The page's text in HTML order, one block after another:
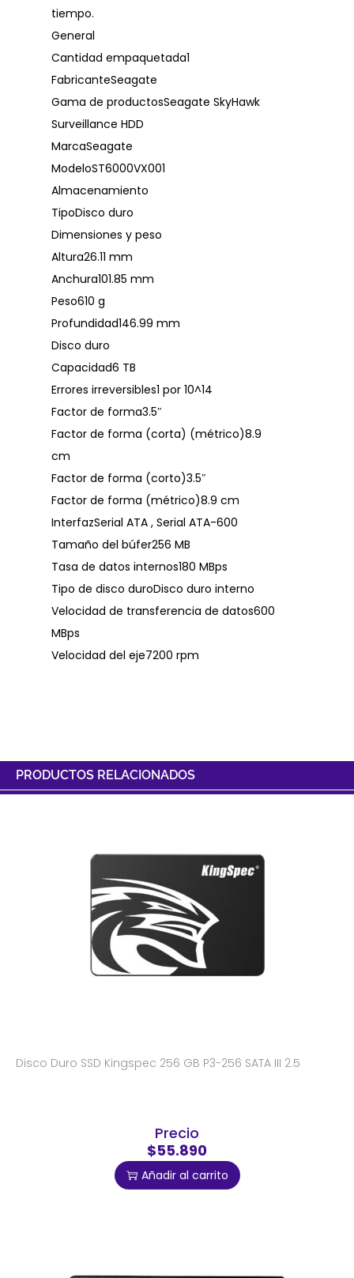
tiempo.
General
Cantidad empaquetada1
FabricanteSeagate
Gama de productosSeagate SkyHawk
Surveillance HDD
MarcaSeagate
ModeloST6000VX001
Almacenamiento
TipoDisco duro
Dimensiones y peso
Altura26.11 mm
Anchura101.85 mm
Peso610 g
Profundidad146.99 mm
Disco duro
Capacidad6 TB
Errores irreversibles1 por 10^14
Factor de forma3.5″
Factor de forma (corta) (métrico)8.9
cm
Factor de forma (corto)3.5″
Factor de forma (métrico)8.9 cm
InterfazSerial ATA , Serial ATA-600
Tamaño del búfer256 MB
Tasa de datos internos180 MBps
Tipo de disco duroDisco duro interno
Velocidad de transferencia de datos600
MBps
Velocidad del eje7200 rpm
PRODUCTOS RELACIONADOS
Disco Duro SSD Kingspec 256 GB P3-256 SATA III 2.5
Precio
$55.890
Añadir al carrito